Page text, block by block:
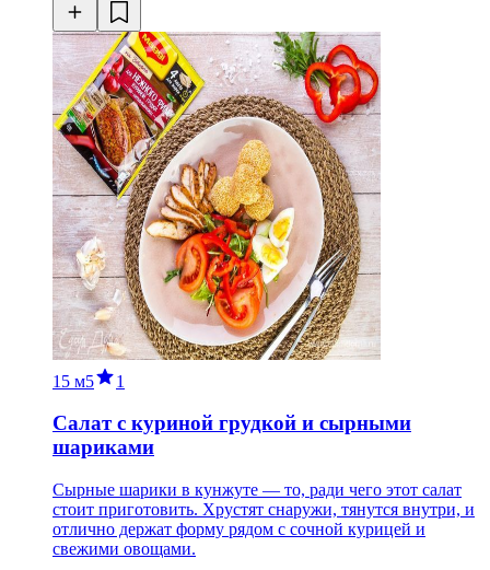
15 м5 1
Салат с куриной грудкой и сырными
шариками
Сырные шарики в кунжуте — то, ради чего этот салат
стоит приготовить. Хрустят снаружи, тянутся внутри, и
отлично держат форму рядом с сочной курицей и
свежими овощами.